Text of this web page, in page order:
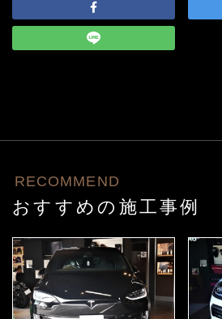
RECOMMEND
おすすめの施工事例